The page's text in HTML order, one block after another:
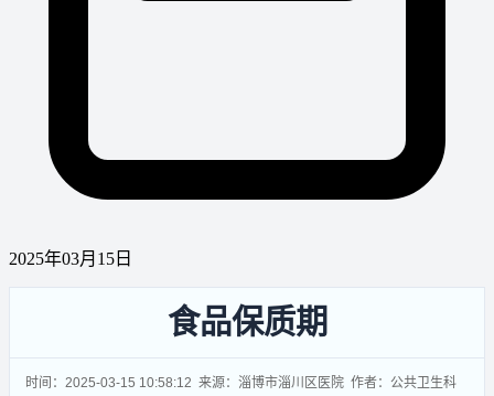
2025年03月15日
食品保质期
时间：2025-03-15 10:58:12 来源：淄博市淄川区医院 作者：公共卫生科